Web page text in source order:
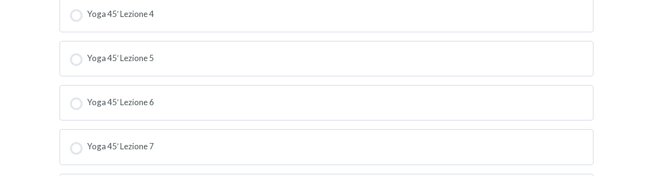
Yoga 45′ Lezione 4
Yoga 45′ Lezione 5
Yoga 45′ Lezione 6
Yoga 45′ Lezione 7
Iscriviti alla Newsletter, riceverai il 10% di sconto sul tuo primo